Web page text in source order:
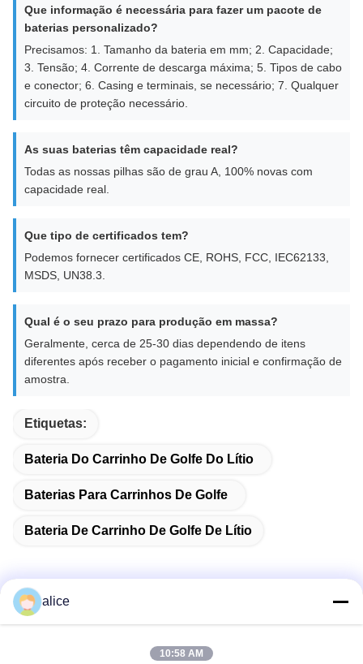
Que informação é necessária para fazer um pacote de
baterias personalizado?
Precisamos: 1. Tamanho da bateria em mm; 2. Capacidade;
3. Tensão; 4. Corrente de descarga máxima; 5. Tipos de cabo
e conector; 6. Casing e terminais, se necessário; 7. Qualquer
circuito de proteção necessário.
As suas baterias têm capacidade real?
Todas as nossas pilhas são de grau A, 100% novas com
capacidade real.
Que tipo de certificados tem?
Podemos fornecer certificados CE, ROHS, FCC, IEC62133,
MSDS, UN38.3.
Qual é o seu prazo para produção em massa?
Geralmente, cerca de 25-30 dias dependendo de itens
diferentes após receber o pagamento inicial e confirmação de
amostra.
Etiquetas:
Bateria Do Carrinho De Golfe Do Lítio
Baterias Para Carrinhos De Golfe
Bateria De Carrinho De Golfe De Lítio
alice
10:58 AM